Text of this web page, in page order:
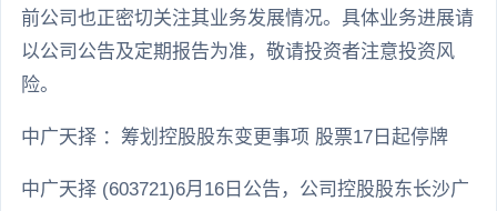
前公司也正密切关注其业务发展情况。具体业务进展请
以公司公告及定期报告为准，敬请投资者注意投资风
险。
中广天择 ：筹划控股股东变更事项 股票17日起停牌
中广天择 (603721)6月16日公告，公司控股股东长沙广